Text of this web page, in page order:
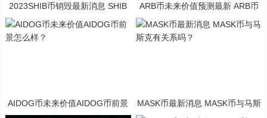
2023SHIB币销毁最新消息 SHIB
ARB币未来价值预测最新 ARB币
AIDOG币未来价值AIDOG币前景
怎么样？
MASK币最新消息 MASK币与马斯
克有关系吗？